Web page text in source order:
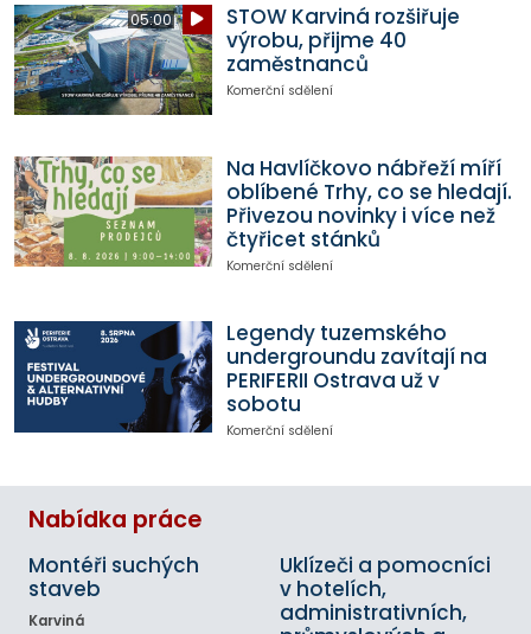
05:00
STOW Karviná rozšiřuje
výrobu, přijme 40
zaměstnanců
Komerční sdělení
Na Havlíčkovo nábřeží míří
oblíbené Trhy, co se hledají.
Přivezou novinky i více než
čtyřicet stánků
Komerční sdělení
Legendy tuzemského
undergroundu zavítají na
PERIFERII Ostrava už v
sobotu
Komerční sdělení
Nabídka práce
Montéři suchých
staveb
Karviná
Uklízeči a pomocníci
v hotelích,
administrativních,